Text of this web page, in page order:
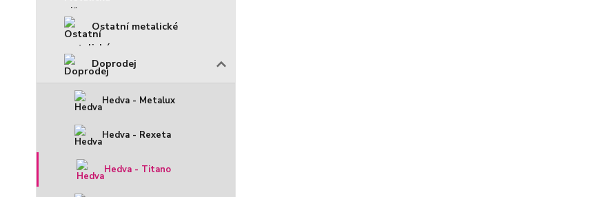
Ostatní metalické
Doprodej
Hedva - Metalux
Hedva - Rexeta
Hedva - Titano